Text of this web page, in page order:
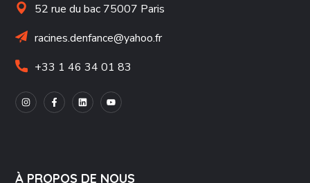
52 rue du bac 75007 Paris
racines.denfance@yahoo.fr
+33 1 46 34 01 83
À PROPOS DE NOUS